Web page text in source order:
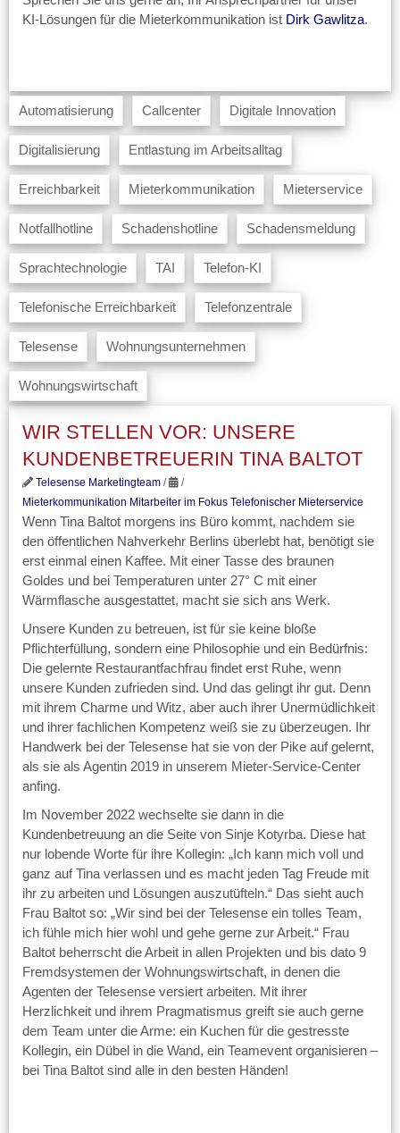
KI-Lösungen für die Mieterkommunikation ist Dirk Gawlitza.
Automatisierung Callcenter Digitale Innovation
Digitalisierung Entlastung im Arbeitsalltag
Erreichbarkeit Mieterkommunikation Mieterservice
Notfallhotline Schadenshotline Schadensmeldung
Sprachtechnologie TAI Telefon-KI
Telefonische Erreichbarkeit Telefonzentrale
Telesense Wohnungsunternehmen
Wohnungswirtschaft
WIR STELLEN VOR: UNSERE
KUNDENBETREUERIN TINA BALTOT
Telesense Marketingteam /
/
Mieterkommunikation Mitarbeiter im Fokus Telefonischer Mieterservice
Wenn Tina Baltot morgens ins Büro kommt, nachdem sie
den öffentlichen Nahverkehr Berlins überlebt hat, benötigt sie
erst einmal einen Kaffee. Mit einer Tasse des braunen
Goldes und bei Temperaturen unter 27° C mit einer
Wärmflasche ausgestattet, macht sie sich ans Werk.
Unsere Kunden zu betreuen, ist für sie keine bloße
Pflichterfüllung, sondern eine Philosophie und ein Bedürfnis:
Die gelernte Restaurantfachfrau findet erst Ruhe, wenn
unsere Kunden zufrieden sind. Und das gelingt ihr gut. Denn
mit ihrem Charme und Witz, aber auch ihrer Unermüdlichkeit
und ihrer fachlichen Kompetenz weiß sie zu überzeugen. Ihr
Handwerk bei der Telesense hat sie von der Pike auf gelernt,
als sie als Agentin 2019 in unserem Mieter-Service-Center
anfing.
Im November 2022 wechselte sie dann in die
Kundenbetreuung an die Seite von Sinje Kotyrba. Diese hat
nur lobende Worte für ihre Kollegin: „Ich kann mich voll und
ganz auf Tina verlassen und es macht jeden Tag Freude mit
ihr zu arbeiten und Lösungen auszutüfteln.“ Das sieht auch
Frau Baltot so: „Wir sind bei der Telesense ein tolles Team,
ich fühle mich hier wohl und gehe gerne zur Arbeit.“ Frau
Baltot beherrscht die Arbeit in allen Projekten und bis dato 9
Fremdsystemen der Wohnungswirtschaft, in denen die
Agenten der Telesense versiert arbeiten. Mit ihrer
Herzlichkeit und ihrem Pragmatismus greift sie auch gerne
dem Team unter die Arme: ein Kuchen für die gestresste
Kollegin, ein Dübel in die Wand, ein Teamevent organisieren –
bei Tina Baltot sind alle in den besten Händen!